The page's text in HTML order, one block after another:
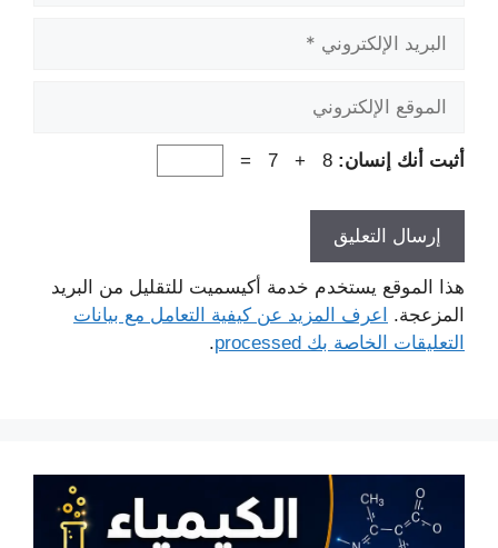
البريد
الإلكتروني
الموقع
الإلكتروني
أثبت أنك إنسان: 8 + 7 =
هذا الموقع يستخدم خدمة أكيسميت للتقليل من البريد
المزعجة.
اعرف المزيد عن كيفية التعامل مع بيانات
التعليقات الخاصة بك processed
.